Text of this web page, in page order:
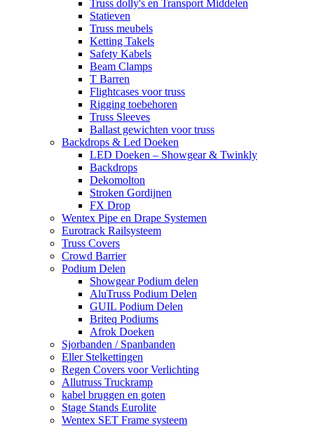
Truss dolly's en Transport Middelen
Statieven
Truss meubels
Ketting Takels
Safety Kabels
Beam Clamps
T Barren
Flightcases voor truss
Rigging toebehoren
Truss Sleeves
Ballast gewichten voor truss
Backdrops & Led Doeken
LED Doeken – Showgear & Twinkly
Backdrops
Dekomolton
Stroken Gordijnen
FX Drop
Wentex Pipe en Drape Systemen
Eurotrack Railsysteem
Truss Covers
Crowd Barrier
Podium Delen
Showgear Podium delen
AluTruss Podium Delen
GUIL Podium Delen
Briteq Podiums
Afrok Doeken
Sjorbanden / Spanbanden
Eller Stelkettingen
Regen Covers voor Verlichting
Allutruss Truckramp
kabel bruggen en goten
Stage Stands Eurolite
Wentex SET Frame systeem